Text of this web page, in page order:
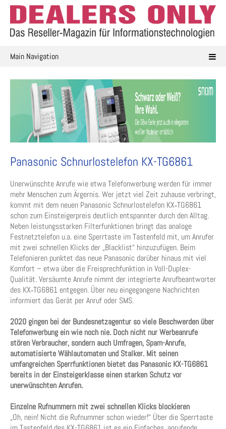
Skip
content
Main Navigation
Panasonic Schnurlostelefon KX-TG6861
Unerwünschte Anrufe wie etwa Telefonwerbung werden für immer
mehr Menschen zum Ärgernis. Wer jetzt viel Zeit zuhause verbringt,
kommt mit dem neuen Panasonic Schnurlostelefon KX‑TG6861
schon zum Einsteigerpreis deutlich entspannter durch den Alltag.
Neben leistungsstarken Filterfunktionen bringt das analoge
Festnetztelefon u.a. eine Sperrtaste im Tastenfeld mit, um Anrufer
mit zwei schnellen Klicks der „Blacklist“ hinzuzufügen. Beim
Telefonieren punktet das neue Panasonic darüber hinaus mit viel
Komfort – etwa über die Freisprechfunktion in Voll-Duplex-
Qualität. Versäumte Anrufe nimmt der integrierte Anrufbeantworter
des KX‑TG6861 entgegen. Über neu eingegangene Nachrichten
informiert das Gerät per Anruf oder SMS.
2020 gingen bei der Bundesnetzagentur so viele Beschwerden über
Telefonwerbung ein wie noch nie. Doch nicht nur Werbeanrufe
stören Verbraucher, sondern auch Umfragen, Spam-Anrufe,
automatisierte Wählautomaten und Stalker. Mit seinen
umfangreichen Sperrfunktionen bietet das Panasonic KX-TG6861
bereits in der Einsteigerklasse einen starken Schutz vor
unerwünschten Anrufen.
Einzelne Rufnummern mit zwei schnellen Klicks blockieren
„Oh, nein! Nicht die Rufnummer schon wieder!“ Über die Sperrtaste